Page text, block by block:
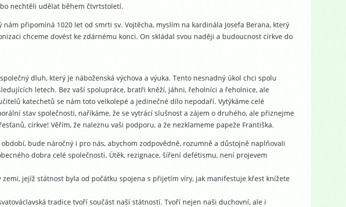
nechtěli udělat během čtvrtstoletí.
připomíná 1020 let od smrti sv. Vojtěcha, myslím na kardinála Josefa Berana, který
chceme dovést ke zdárnému konci. On skládal svou naději a budoucnost církve do
dluh, který je náboženská výchova a výuka. Tento nesnadný úkol chci spolu
letech. Bez vaší spolupráce, bratři kněží, jáhni, řeholníci a řeholnice, ale
katechetů se nám toto velkolepé a jedinečné dílo nepodaří. Vytýkáme celé
stav společnosti, naříkáme, že se vytrácí slušnost a zájem o druhého, ale přiznejme
církve! Věřím, že naleznu vaši podporu, a že nezklameme papeže Františka.
bude náročný i pro nás, abychom zodpovědně, rozumně a důstojně naplňovali
dobra celé společnosti. Útěk, rezignace, šíření defétismu, není projevem
jejíž státnost byla od počátku spojena s přijetím víry, jak manifestuje křest knížete
tradice tvoří součást naší státností. Tvoří nejen naši duchovní, ale i